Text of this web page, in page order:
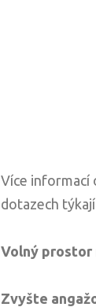
Více informací
dotazech
Volný prostor
Zvyšte